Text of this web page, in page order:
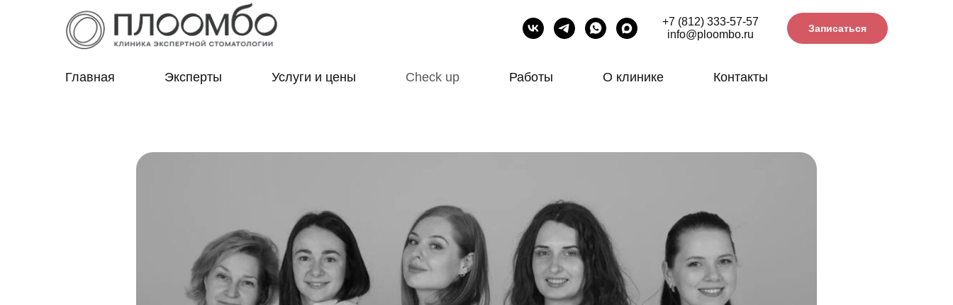
+7 (812) 333-57-57
info@ploombo.ru
Записаться
Главная Эксперты Услуги и цены Check up Работы О клинике Контакты